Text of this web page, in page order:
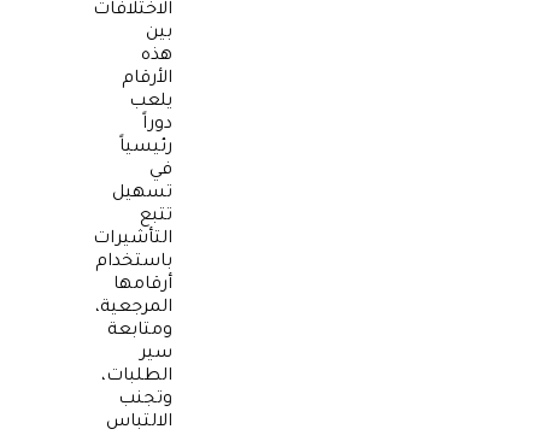
الاختلافات
بين
هذه
الأرقام
يلعب
دوراً
رئيسياً
في
تسهيل
تتبع
التأشيرات
باستخدام
أرقامها
المرجعية،
ومتابعة
سير
الطلبات،
وتجنب
الالتباس